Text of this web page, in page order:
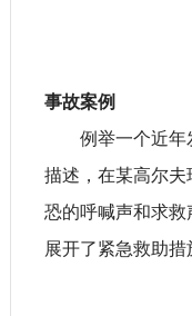
事故案例
例举一个近年
描述，在某高尔
恐的呼喊声和求
展开了紧急救助